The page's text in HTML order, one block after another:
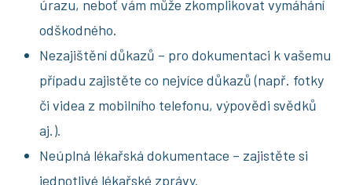
úrazu, neboť vám může zkomplikovat vymáhání
odškodného.
Nezajištění důkazů – pro dokumentaci k vašemu
případu zajistěte co nejvíce důkazů (např. fotky
či videa z mobilního telefonu, výpovědi svědků
aj.).
Neúplná lékařská dokumentace – zajistěte si
jednotlivé lékařské zprávy.